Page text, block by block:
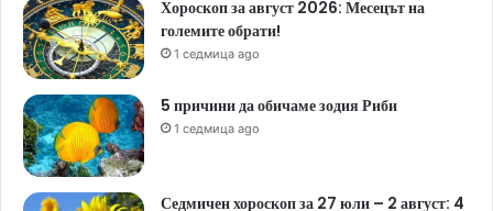
Хороскоп за август 2026: Месецът на
големите обрати!
1 седмица ago
5 причини да обичаме зодия Риби
1 седмица ago
Седмичен хороскоп за 27 юли – 2 август: 4